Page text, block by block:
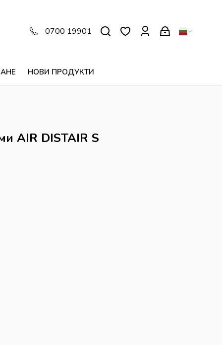
НОВИ ПРОДУКТИ
0700 19901
AIR DISTAIR S